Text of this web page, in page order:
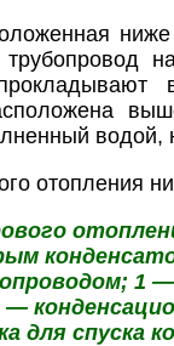
водой,
1
для спуска